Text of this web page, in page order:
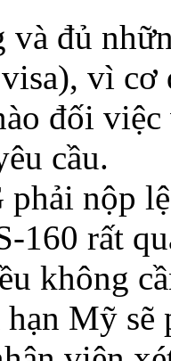
và đủ
vì cơ
đối
cầu.
nộp
160 rất
không
Mỹ sẽ